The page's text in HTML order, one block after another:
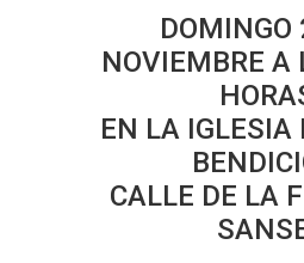
DOMINGO
NOVIEMBRE A
EN LA IGLESIA
CALLE DE LA